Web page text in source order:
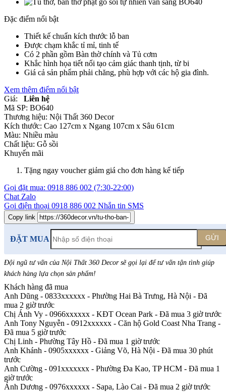
Đặc điểm nổi bật
Thiết kế chuẩn kích thước lỗ ban
Được chạm khắc tỉ mỉ, tinh tế
Có 2 phần gồm Bàn thờ chính và Tủ cơm
Khắc hình họa tiết nổi tạo cảm giác thanh tịnh, từ bi
Giá cả sản phẩm phải chăng, phù hợp với các hộ gia đình.
Xem thêm điểm nổi bật
Giá:
Liên hệ
Mã SP: BO640
Thương hiệu: Nội Thất 360 Decor
Kích thước: Cao 127cm x Ngang 107cm x Sâu 61cm
Màu: Nhiều màu
Chất liệu: Gỗ sồi
Khuyến mãi
Tặng ngay voucher giảm giá cho đơn hàng kế tiếp
Gọi đặt mua: 0918 886 002 (7:30-22:00)
Chat Zalo
Gọi điện thoại 0918 886 002 Nhắn tin SMS
Copy link
ĐẶT MUA GỬI
Đội ngũ tư vấn của Nội Thất 360 Decor sẽ gọi lại để tư vấn tận tình giúp
khách hàng lựa chọn sản phẩm!
Khách hàng đã mua
Anh Dũng - 0833xxxxxx - Phường Hai Bà Trưng, Hà Nội - Đã
mua 2 giờ trước
Chị Ánh Vy - 0966xxxxxx - KĐT Ocean Park - Đã mua 3 giờ trước
Anh Tony Nguyễn - 0912xxxxxx - Căn hộ Gold Coast Nha Trang -
Đã mua 5 giờ trước
Chị Linh - Phường Tây Hồ - Đã mua 1 giờ trước
Anh Khánh - 0905xxxxxx - Giảng Võ, Hà Nội - Đã mua 30 phút
trước
Anh Cường - 091xxxxxxx - Phường Đa Kao, TP HCM - Đã mua 1
giờ trước
Ánh Dương - 0976xxxxxx - Sapa, Lào Cai - Đã mua 2 giờ trước